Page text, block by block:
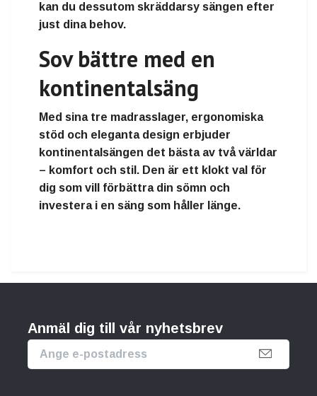
kan du dessutom skräddarsy sängen efter
just dina behov.
Sov bättre med en
kontinentalsäng
Med sina tre madrasslager, ergonomiska
stöd och eleganta design erbjuder
kontinentalsängen det bästa av två världar
– komfort och stil . Den är ett klokt val för
dig som vill förbättra din sömn och
investera i en säng som håller länge.
Anmäl dig till vår nyhetsbrev